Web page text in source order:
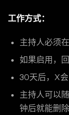
工作方式：
主持人必须
如果启用，
30天后，X会
主持人可以
钟后就能删除